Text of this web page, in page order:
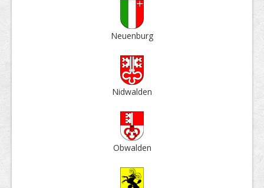
Neuen­burg
Nid­walden
Ob­walden